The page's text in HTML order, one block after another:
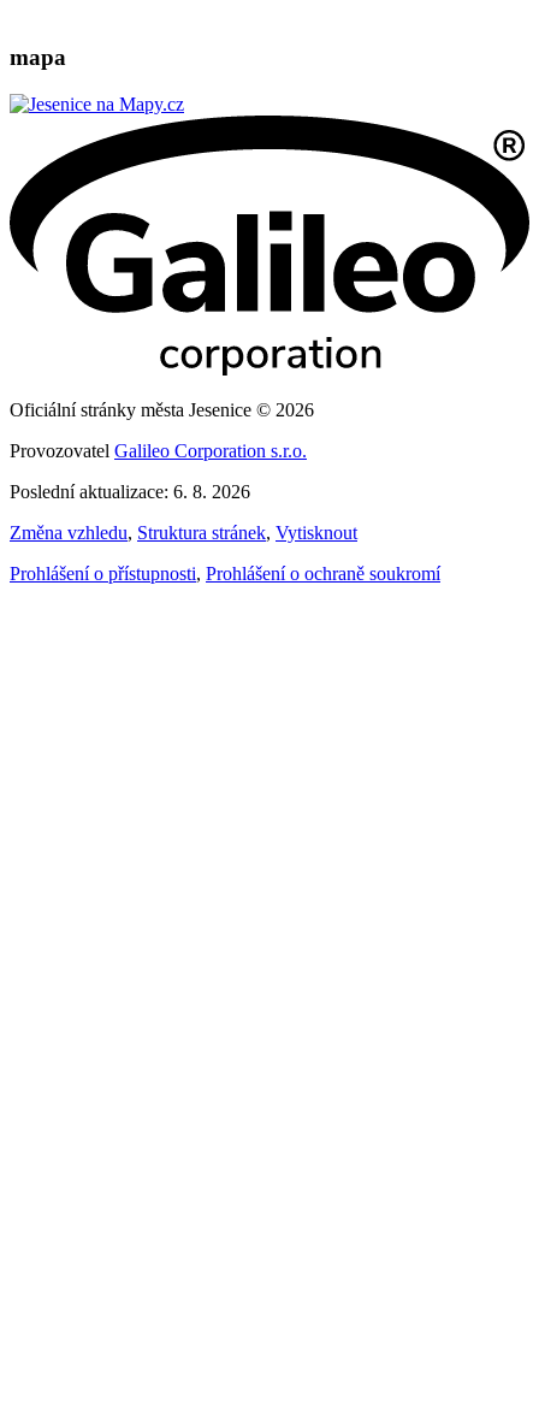
mapa
Oficiální stránky města Jesenice © 2026
Provozovatel Galileo Corporation s.r.o.
Poslední aktualizace: 6. 8. 2026
Změna vzhledu, Struktura stránek, Vytisknout
Prohlášení o přístupnosti, Prohlášení o ochraně soukromí